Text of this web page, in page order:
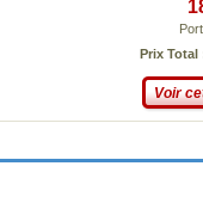
Prix Total
Voir